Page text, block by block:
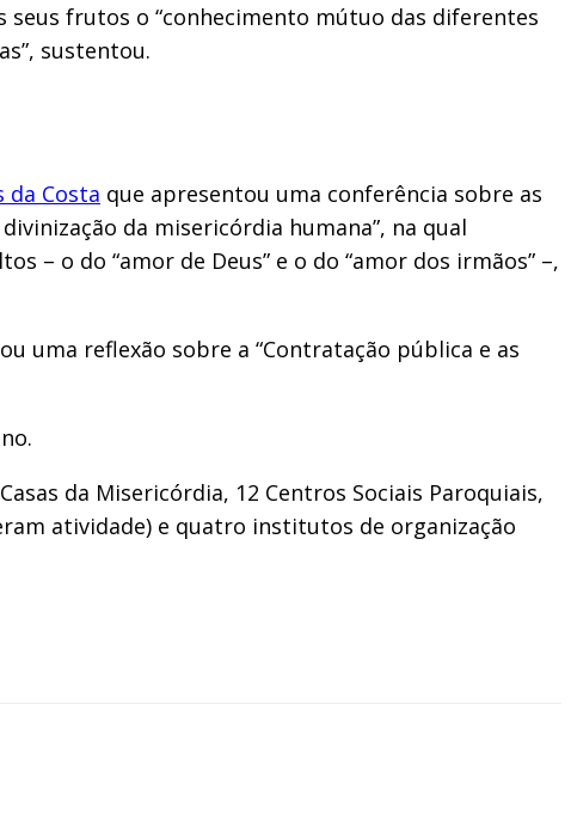
seus frutos o “conhecimento mútuo das diferentes
sustentou.
da Costa que apresentou uma conferência sobre as
da misericórdia humana”, na qual
– o do “amor de Deus” e o do “amor dos irmãos” –,
uma reflexão sobre a “Contratação pública e as
da Misericórdia, 12 Centros Sociais Paroquiais,
atividade) e quatro institutos de organização